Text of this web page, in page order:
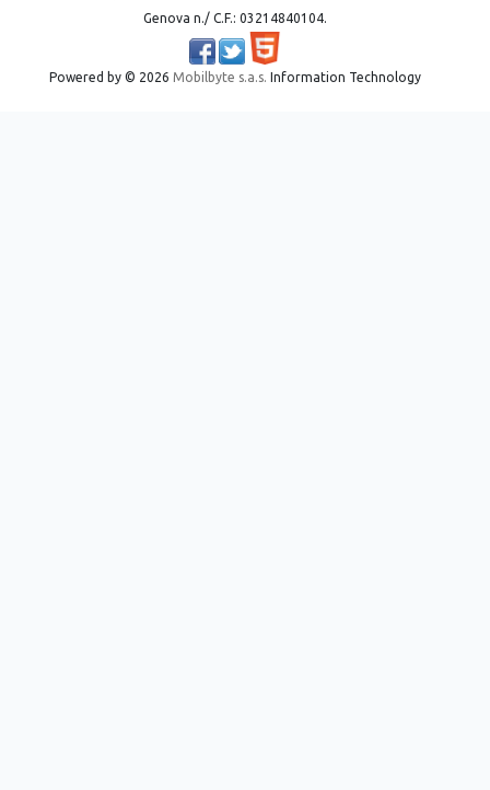
Genova n./ C.F.: 03214840104.
Powered by © 2026 Mobilbyte s.a.s. Information Technology